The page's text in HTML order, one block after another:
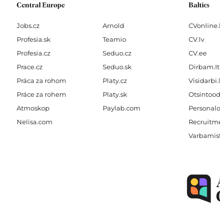
Central Europe
Jobs.cz
Profesia.sk
Profesia.cz
Prace.cz
Práca za rohom
Práce za rohem
Atmoskop
Nelisa.com
Arnold
Teamio
Seduo.cz
Seduo.sk
Platy.cz
Platy.sk
Paylab.com
Baltics
CV.lv
CV.ee
Dirbam.It